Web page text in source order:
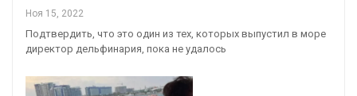
Ноя 15, 2022
Подтвердить, что это один из тех, которых выпустил в море
директор дельфинария, пока не удалось